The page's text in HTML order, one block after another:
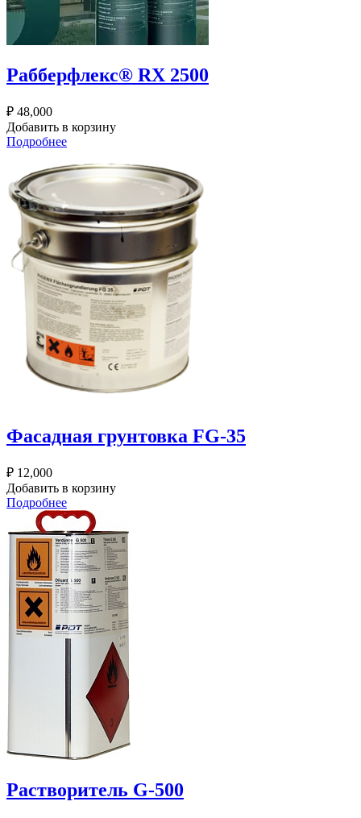
Рабберфлекс® RX 2500
₽ 48,000
Добавить в корзину
Подробнее
Фасадная грунтовка FG-35
₽ 12,000
Добавить в корзину
Подробнее
Растворитель G-500